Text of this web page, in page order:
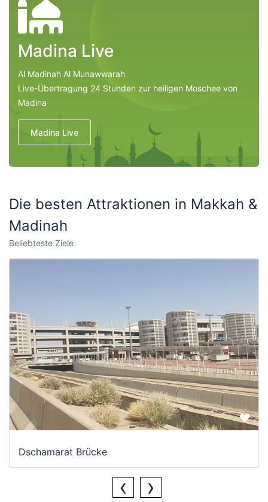
Madina Live
Al Madinah Al Munawwarah
Live-Übertragung 24 Stunden zur heiligen Moschee von
Madina
Madina Live
Die besten Attraktionen in Makkah &
Madinah
Beliebteste Ziele
Dschamarat Brücke
‹ ›